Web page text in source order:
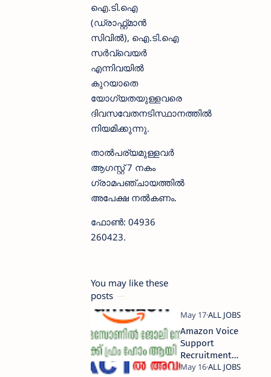
ഐ.ടി.ഐ
(ഡ്രാഫ്റ്റ്മാന്‍
സിവില്‍), ഐ.ടി.ഐ
സര്‍വ്വെയര്‍
എന്നിവയില്‍
കുറയാതെ
യോഗ്യതയുള്ളവരെ
ദിവസവേതനടിസ്ഥാനത്തില്‍
നിയമിക്കുന്നു.
താല്‍പര്യമുള്ളവര്‍
ആഗസ്റ്റ് 7 നകം
ഗ്രാമപഞ്ചായത്തില്‍
അപേക്ഷ നല്‍കണം.
ഫോണ്‍: 04936
260423.
You may like these
posts
Amazon Voice
Support
Recruitment
Apply Now